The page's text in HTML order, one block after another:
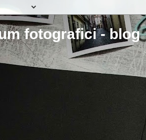
fotografici - blog